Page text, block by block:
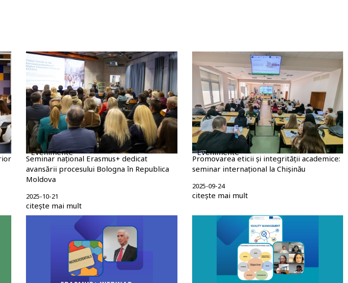
Evenimente
Seminar național Erasmus+ dedicat
avansării procesului Bologna în Republica
Moldova
2025-10-21
citește mai mult
Evenimente
Promovarea eticii și integrității academice:
seminar internațional la Chișinău
2025-09-24
citește mai mult